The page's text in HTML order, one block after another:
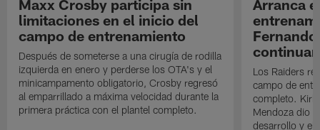
Maxx Crosby participa sin
limitaciones en el inicio del
campo de entrenamiento
Después de someterse a una cirugía de rodilla
izquierda en enero y perderse los OTA's y el
minicampamento obligatorio, Crosby regresó
al emparrillado a máxima velocidad durante la
primera práctica con el plantel completo.
Arranca
Los Raiders
campo de
completo. Kirk
Mendoza dio
desarrollo y el